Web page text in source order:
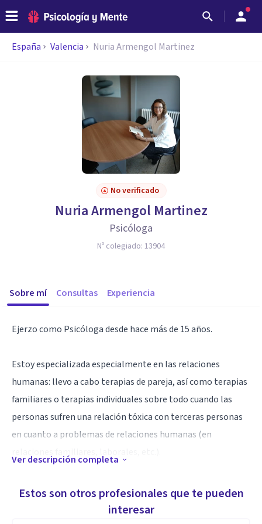
España Valencia Nuria Armengol Martinez
No verificado
Nuria Armengol Martinez
Psicóloga
Nº colegiado: 13904
Sobre mí Consultas Experiencia
Ejerzo como Psicóloga desde hace más de 15 años.
Estoy especializada especialmente en las relaciones
humanas: llevo a cabo terapias de pareja, así como terapias
familiares o terapias individuales sobre todo cuando las
personas sufren una relación tóxica con terceras personas
en cuanto a problemas de relaciones humanas (en
Considero que ayudo a reconciliar a las personas cuando no
se entienden en "terapia de pareja", así como potenciar una
Ver descripción completa
Estos son otros profesionales que te pueden
interesar